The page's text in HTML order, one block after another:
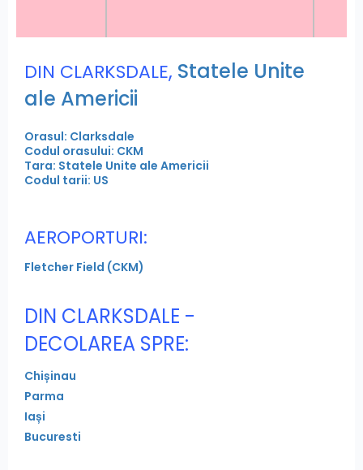
DIN CLARKSDALE, Statele Unite
ale Americii
Orasul: Clarksdale
Codul orasului: CKM
Tara: Statele Unite ale Americii
Codul tarii: US
AEROPORTURI:
Fletcher Field (CKM)
DIN CLARKSDALE -
DECOLAREA SPRE:
Chișinau
Parma
Iași
Bucuresti